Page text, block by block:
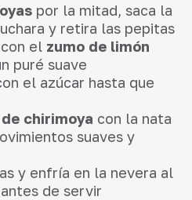
por la mitad, saca la
y retira las pepitas
el zumo de limón
puré suave
el azúcar hasta que
chirimoya con la nata
suaves y
y enfría en la nevera al
antes de servir